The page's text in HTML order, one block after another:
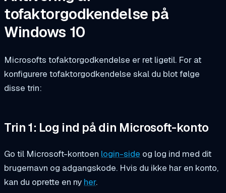
tofaktorgodkendelse på
Windows 10
Microsofts tofaktorgodkendelse er ret ligetil. For at
konfigurere tofaktorgodkendelse skal du blot følge
disse trin:
Trin 1: Log ind på din Microsoft-konto
Go til Microsoft-kontoen login-side og log ind med dit
brugernavn og adgangskode. Hvis du ikke har en konto,
kan du oprette en ny her.